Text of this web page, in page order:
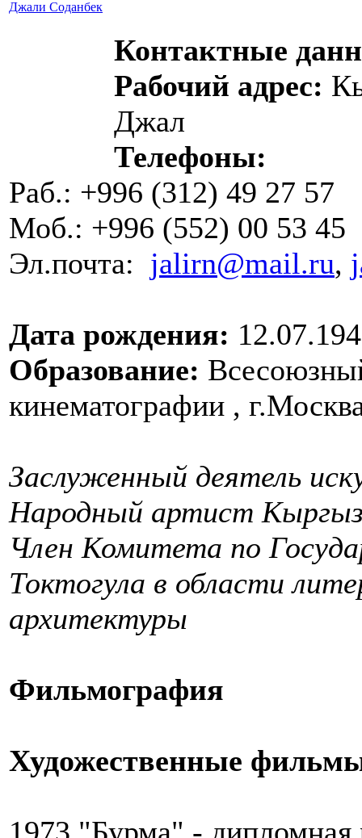
Джали Соданбек
Контактные
Рабочий адрес:
Джал
Телефоны:
Раб.: +996 (312) 49 27 57
Моб.: +996 (552) 00 53 45
Эл.почта: jalirn@mail.ru,
Дата рождения:
Образование:
кинематографии ,
Заслуженный деятель
Народный артист
Член Комитета по
Токтогула в области
архитектуры
Фильмография
Художественные